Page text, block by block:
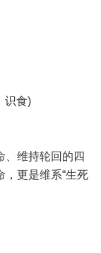
识食)
、维持轮回的四
，更是维系“生死